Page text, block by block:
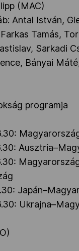
(MAC)
Antal István,
Tamás,
Sarkadi
Bányai
programja